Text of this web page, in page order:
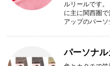
ルリールです
に主に関西圏
アップのパー
パーソナル